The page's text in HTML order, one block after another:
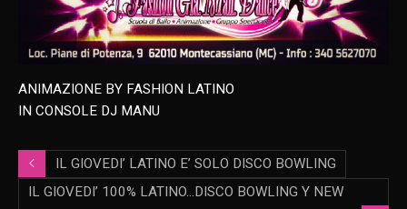
ANIMAZIONE BY FASHION LATINO
IN CONSOLE DJ MANU
IL GIOVEDI’ LATINO E’ SOLO DISCO BOWLING
IL GIOVEDI’ 100% LATINO…DISCO BOWLING Y NEW